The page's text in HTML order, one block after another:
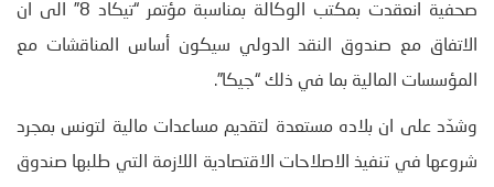
صحفية انعقدت بمكتب الوكالة بمناسبة مؤتمر “تيكاد 8” الى ان
الاتفاق مع صندوق النقد الدولي سيكون أساس المناقشات مع
المؤسسات المالية بما في ذلك “جيكا”.
وشدّد على ان بلاده مستعدة لتقديم مساعدات مالية لتونس بمجرد
شروعها في تنفيذ الاصلاحات الاقتصادية اللازمة التي طلبها صندوق